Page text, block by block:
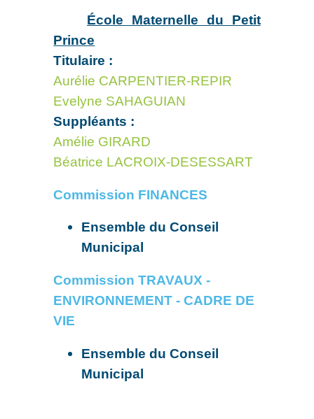
École Maternelle du Petit
Prince
Titulaire :
Aurélie CARPENTIER-REPIR
Evelyne SAHAGUIAN
Suppléants :
Amélie GIRARD
Béatrice LACROIX-DESESSART
Commission FINANCES
Ensemble du Conseil
Municipal
Commission TRAVAUX -
ENVIRONNEMENT - CADRE DE
VIE
Ensemble du Conseil
Municipal